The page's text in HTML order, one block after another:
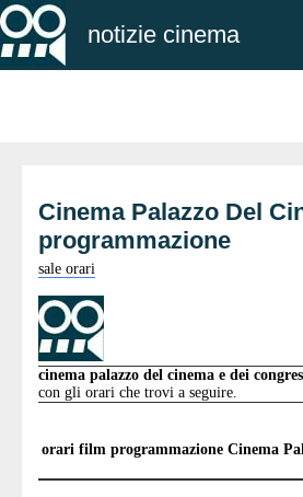
notizie cinema
Cinema Palazzo Del
programmazione
sale orari
cinema palazzo del cinema e dei
con gli orari che trovi a seguire.
orari film programmazione Cinema